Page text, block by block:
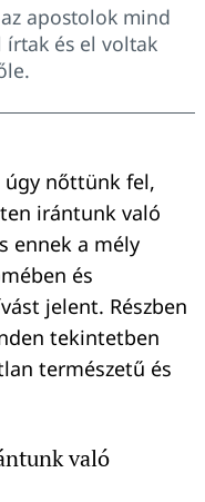
apostolok mind
és el voltak
úgy nőttünk fel,
irántunk való
ennek a mély
és
jelent. Részben
tekintetben
természetű és
való